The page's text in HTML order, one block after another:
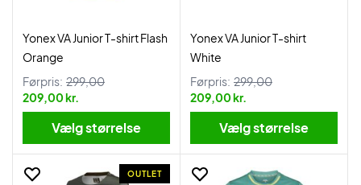
Yonex VA Junior T-shirt Flash
Orange
Førpris: 299,00
209,00 kr.
Vælg størrelse
Yonex VA Junior T-shirt
White
Førpris: 299,00
209,00 kr.
Vælg størrelse
OUTLET